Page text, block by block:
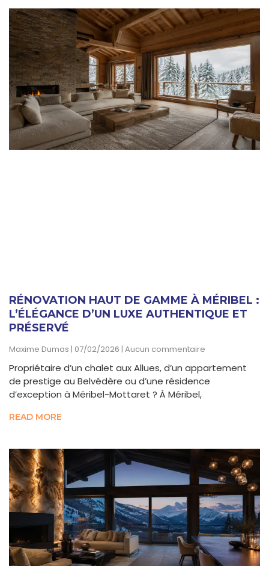
RÉNOVATION HAUT DE GAMME À MÉRIBEL :
L’ÉLÉGANCE D’UN LUXE AUTHENTIQUE ET
PRÉSERVÉ
Maxime Dumas 07/02/2026 Aucun commentaire
Propriétaire d’un chalet aux Allues, d’un appartement
de prestige au Belvédère ou d’une résidence
d’exception à Méribel-Mottaret ? À Méribel,
READ MORE